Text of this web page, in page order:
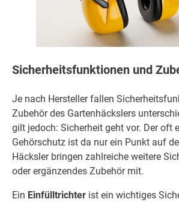
Sicherheitsfunktionen und
Je nach Hersteller fallen
Zubehör des Gartenhäckslers
gilt jedoch: Sicherheit geht vor. Der oft
Gehörschutz ist da nur ein Punkt auf
Häcksler bringen zahlreiche weitere
oder ergänzendes Zubehör mit.
Ein Einfülltrichter ist ein wichtiges